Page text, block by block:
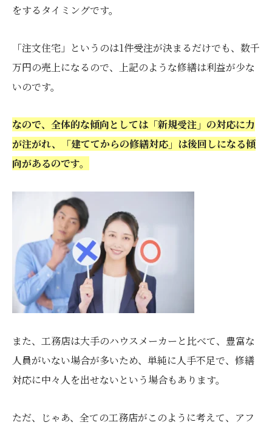
をするタイミングです。
「注文住宅」というのは1件受注が決まるだけでも、数千
万円の売上になるので、上記のような修繕は利益が少な
いのです。
なので、全体的な傾向としては「新規受注」の対応に力
が注がれ、「建ててからの修繕対応」は後回しになる傾
向があるのです。
また、工務店は大手のハウスメーカーと比べて、豊富な
人員がいない場合が多いため、単純に人手不足で、修繕
対応に中々人を出せないという場合もあります。
ただ、じゃあ、全ての工務店がこのように考えて、アフ